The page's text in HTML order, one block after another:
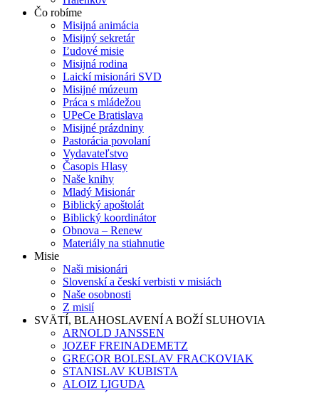
Čo robíme
Misijná animácia
Misijný sekretár
Ľudové misie
Misijná rodina
Laickí misionári SVD
Misijné múzeum
Práca s mládežou
UPeCe Bratislava
Misijné prázdniny
Pastorácia povolaní
Vydavateľstvo
Časopis Hlasy
Naše knihy
Mladý Misionár
Biblický apoštolát
Biblický koordinátor
Obnova – Renew
Materiály na stiahnutie
Misie
Naši misionári
Slovenskí a českí verbisti v misiách
Naše osobnosti
Z misií
SVÄTÍ, BLAHOSLAVENÍ A BOŽÍ SLUHOVIA
ARNOLD JANSSEN
JOZEF FREINADEMETZ
GREGOR BOLESLAV FRACKOVIAK
STANISLAV KUBISTA
ALOIZ LIGUDA